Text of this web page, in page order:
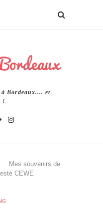
à Bordeaux.... et
!
Mes souvenirs de
CEWE